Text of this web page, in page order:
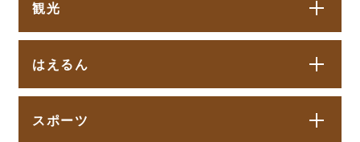
観光
はえるん
スポーツ